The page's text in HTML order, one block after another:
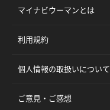
マイナビウーマンとは
利用規約
個人情報の取扱いについて
ご意見・ご感想